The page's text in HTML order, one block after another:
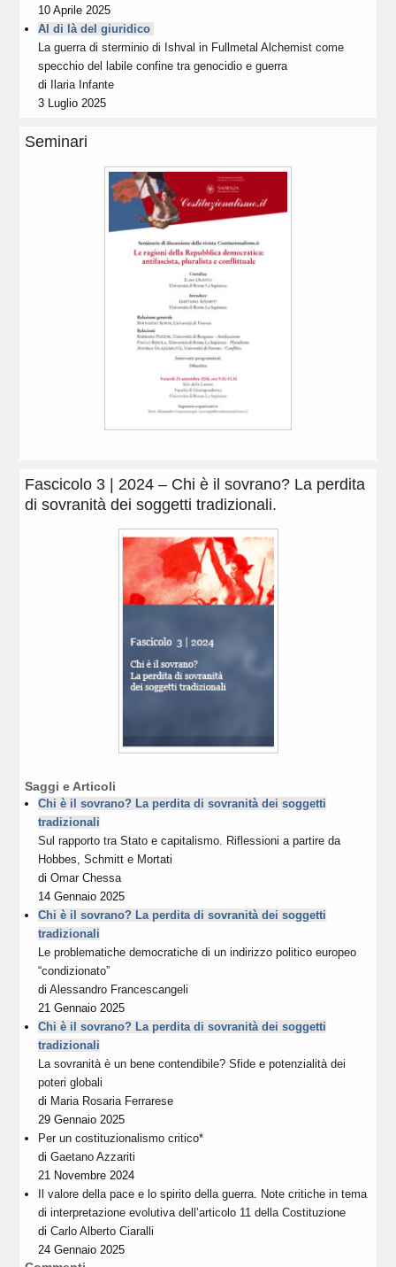
10 Aprile 2025
Al di là del giuridico
La guerra di sterminio di Ishval in Fullmetal Alchemist come
specchio del labile confine tra genocidio e guerra
di
Ilaria Infante
3 Luglio 2025
Seminari
Fascicolo 3 | 2024 – Chi è il sovrano? La perdita
di sovranità dei soggetti tradizionali.
Saggi e Articoli
Chi è il sovrano? La perdita di sovranità dei soggetti
tradizionali
Sul rapporto tra Stato e capitalismo. Riflessioni a partire da
Hobbes, Schmitt e Mortati
diOmar Chessa
14 Gennaio 2025
Chi è il sovrano? La perdita di sovranità dei soggetti
tradizionali
Le problematiche democratiche di un indirizzo politico europeo
“condizionato”
diAlessandro Francescangeli
21 Gennaio 2025
Chi è il sovrano? La perdita di sovranità dei soggetti
tradizionali
La sovranità è un bene contendibile? Sfide e potenzialità dei
poteri globali
di Maria Rosaria Ferrarese
29 Gennaio 2025
Per un costituzionalismo critico*
diGaetano Azzariti
21 Novembre 2024
Il valore della pace e lo spirito della guerra. Note critiche in tema
di interpretazione evolutiva dell’articolo 11 della Costituzione
diCarlo Alberto Ciaralli
24 Gennaio 2025